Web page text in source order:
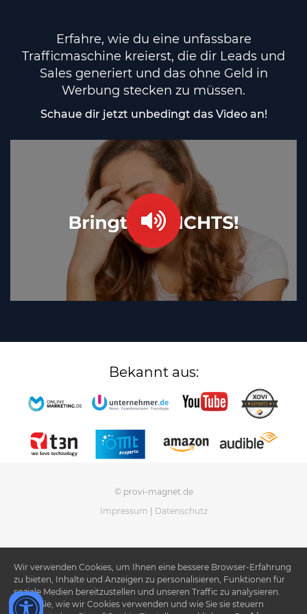
Erfahre, wie du eine unfassbare
Trafficmaschine kreierst, die dir Leads und
Sales generiert und das ohne Geld in
Werbung stecken zu müssen.
Schaue dir jetzt unbedingt das Video an!
Bekannt aus:
© provi-magnet.de
Impressum | Datenschutz
Wir verwenden Cookies, um Ihnen eine bessere Browser-Erfahrung
zu bieten, Inhalte und Anzeigen zu personalisieren, Funktionen für
soziale Medien bereitzustellen und unseren Traffic zu analysieren.
Lesen Sie, wie wir Cookies verwenden und wie Sie sie steuern